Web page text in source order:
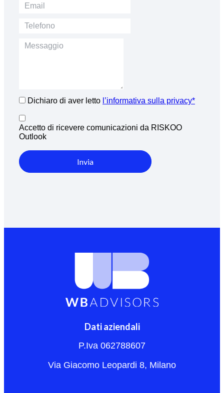
Dichiaro di aver letto l’informativa sulla privacy*
Accetto di ricevere comunicazioni da RISKOO
Outlook
Invia
Dati aziendali
P.Iva 062788607
Via Giacomo Leopardi 8, Milano